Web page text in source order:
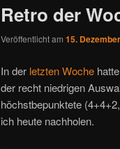
Retro der
Veröffentlicht am 15.
In der letzten Woche
der recht niedrigen
höchstbepunktete
ich heute nachholen.